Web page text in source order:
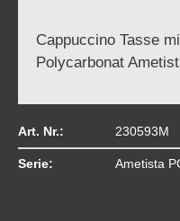
Cappuccino Tasse
Polycarbonat
Art. Nr.: 230593M
Serie: Ametista